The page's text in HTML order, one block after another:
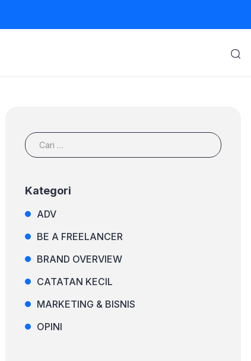
Cari
untuk:
Kategori
ADV
BE A FREELANCER
BRAND OVERVIEW
CATATAN KECIL
MARKETING & BISNIS
OPINI